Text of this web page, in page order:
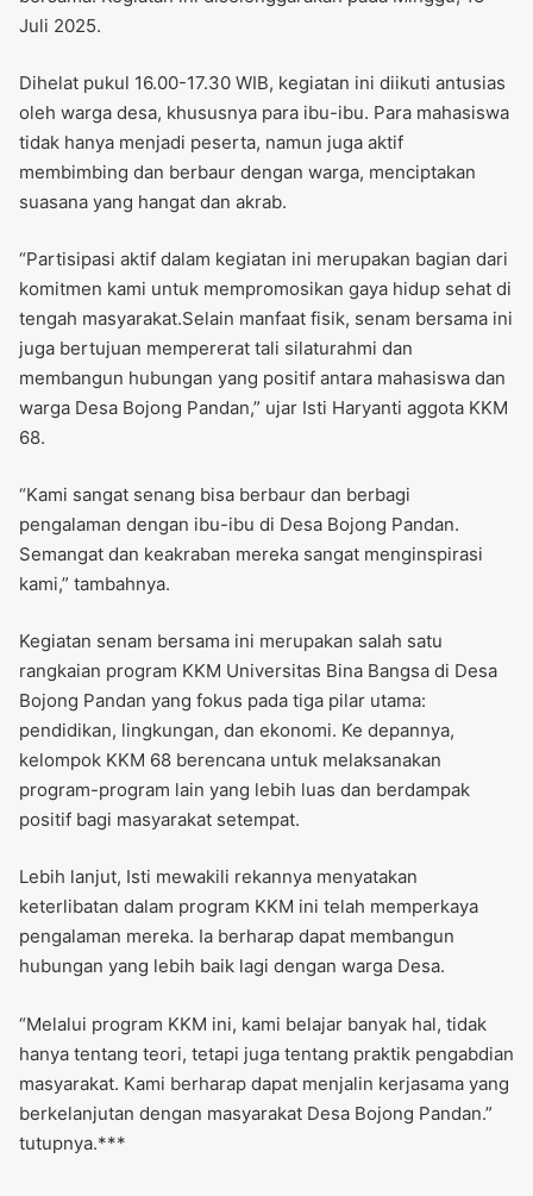
Juli 2025.
Dihelat pukul 16.00-17.30 WIB, kegiatan ini diikuti antusias
oleh warga desa, khususnya para ibu-ibu. Para mahasiswa
tidak hanya menjadi peserta, namun juga aktif
membimbing dan berbaur dengan warga, menciptakan
suasana yang hangat dan akrab.
“Partisipasi aktif dalam kegiatan ini merupakan bagian dari
komitmen kami untuk mempromosikan gaya hidup sehat di
tengah masyarakat.Selain manfaat fisik, senam bersama ini
juga bertujuan mempererat tali silaturahmi dan
membangun hubungan yang positif antara mahasiswa dan
warga Desa Bojong Pandan,” ujar Isti Haryanti aggota KKM
68.
“Kami sangat senang bisa berbaur dan berbagi
pengalaman dengan ibu-ibu di Desa Bojong Pandan.
Semangat dan keakraban mereka sangat menginspirasi
kami,” tambahnya.
Kegiatan senam bersama ini merupakan salah satu
rangkaian program KKM Universitas Bina Bangsa di Desa
Bojong Pandan yang fokus pada tiga pilar utama:
pendidikan, lingkungan, dan ekonomi. Ke depannya,
kelompok KKM 68 berencana untuk melaksanakan
program-program lain yang lebih luas dan berdampak
positif bagi masyarakat setempat.
Lebih lanjut, Isti mewakili rekannya menyatakan
keterlibatan dalam program KKM ini telah memperkaya
pengalaman mereka. Ia berharap dapat membangun
hubungan yang lebih baik lagi dengan warga Desa.
“Melalui program KKM ini, kami belajar banyak hal, tidak
hanya tentang teori, tetapi juga tentang praktik pengabdian
masyarakat. Kami berharap dapat menjalin kerjasama yang
berkelanjutan dengan masyarakat Desa Bojong Pandan.”
tutupnya.***